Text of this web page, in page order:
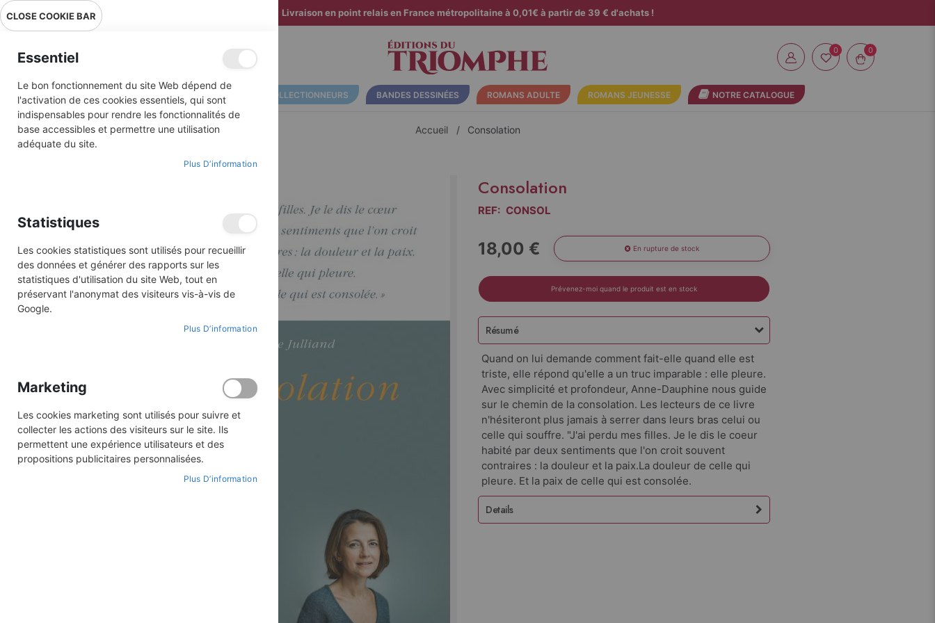
Livraison en point relais en France métropolitaine à 0,01€ à partir de 39 € d'achats !
0
ALBUMS ILLUSTRÉS BD COLLECTIONNEURS BANDES DESSINÉES ROMANS ADULTE ROMANS JEUNESSE NOTRE CATALOGUE
Accueil Consolation
gallery
Consolation
REF: CONSOL
18,00 € En rupture de stock
Prévenez-moi quand le produit est en stock
Résumé
Quand on lui demande comment fait-elle quand elle est
triste, elle répond qu'elle a un truc imparable : elle pleure.
Avec simplicité et profondeur, Anne-Dauphine nous guide
sur le chemin de la consolation. Les lecteurs de ce livre
n'hésiteront plus jamais à serrer dans leurs bras celui ou
celle qui souffre. "J'ai perdu mes filles. Je le dis le coeur
habité par deux sentiments que l'on croit souvent
contraires : la douleur et la paix.La douleur de celle qui
pleure. Et la paix de celle qui est consolée.
Details
CLOSE COOKIE BAR
Essentiel
Le bon fonctionnement du site Web dépend de
l'activation de ces cookies essentiels, qui sont
indispensables pour rendre les fonctionnalités de
base accessibles et permettre une utilisation
adéquate du site.
Plus D’information
Statistiques
Les cookies statistiques sont utilisés pour recueillir
des données et générer des rapports sur les
statistiques d'utilisation du site Web, tout en
préservant l'anonymat des visiteurs vis-à-vis de
Google.
Plus D’information
Marketing
Les cookies marketing sont utilisés pour suivre et
collecter les actions des visiteurs sur le site. Ils
permettent une expérience utilisateurs et des
propositions publicitaires personnalisées.
Plus D’information